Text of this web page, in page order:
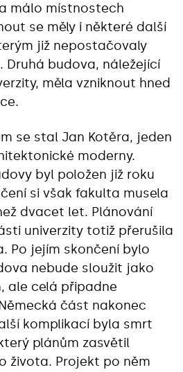
málo místnostech
se měly i některé další
již nepostačovaly
budova, náležející
měla vzniknout hned
se stal Jan Kotěra, jeden
moderny.
byl položen již roku
si však fakulta musela
dvacet let. Plánování
univerzity totiž přerušila
Po jejím skončení bylo
nebude sloužit jako
ale celá připadne
část nakonec
komplikací byla smrt
plánům zasvětil
života. Projekt po něm